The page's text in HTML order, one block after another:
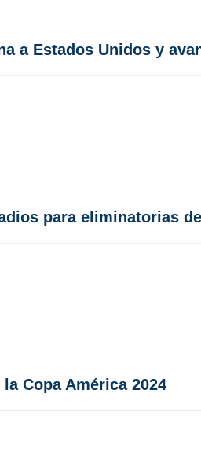
a Estados Unidos y
para eliminatorias
Copa América 2024